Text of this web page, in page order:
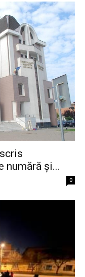
numără și...
0